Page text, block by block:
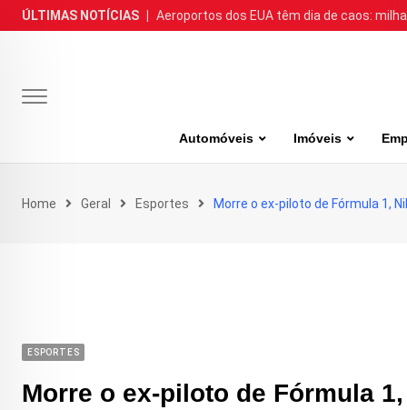
Skip
to
ÚLTIMAS NOTÍCIAS Aeroportos dos EUA têm dia de caos:
Automóveis Imóveis
Home Geral Esportes Morre o ex-piloto de Fórmula 1,
ESPORTES
Morre o ex-piloto de Fórmula